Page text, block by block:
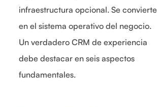
infraestructura opcional. Se convierte
en el sistema operativo del negocio.
Un verdadero CRM de experiencia
debe destacar en seis aspectos
fundamentales.